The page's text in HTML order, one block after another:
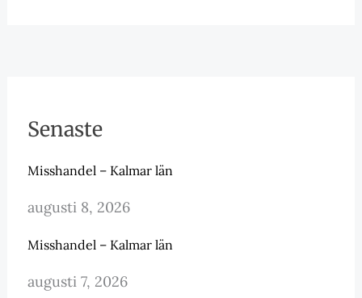
Senaste
Misshandel – Kalmar län
augusti 8, 2026
Misshandel – Kalmar län
augusti 7, 2026